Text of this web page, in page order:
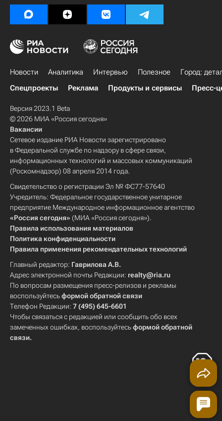
Новости Аналитика Интервью Полезное
Город:
Спецпроекты
Реклама Продукты и сервисы Пресс-
Версия 2023.1 Beta
© 2026 МИА «Россия сегодня»
Вакансии
Сетевое издание РИА Новости зарегистрировано
в Федеральной службе по надзору в сфере связи,
информационных технологий и массовых коммуникаций
(Роскомнадзор) 08 апреля 2014 года.
Свидетельство о регистрации Эл № ФС77-57640
Учредитель: Федеральное государственное унитарное
предприятие Международное информационное агентство
«Россия сегодня» (МИА «Россия сегодня»).
Правила использования материалов
Политика конфиденциальности
Правила применения рекомендательных технологий
Главный редактор: Гаврилова А.В.
Адрес электронной почты Редакции: realty@ria.ru
По вопросам размещения пресс-релизов и рекламы
воспользуйтесьформой обратной связи
Телефон Редакции: 7 (495) 645-6601
Чтобы связаться с редакцией или сообщить обо всех
замеченных ошибках, воспользуйтесьформой обратной
связи.